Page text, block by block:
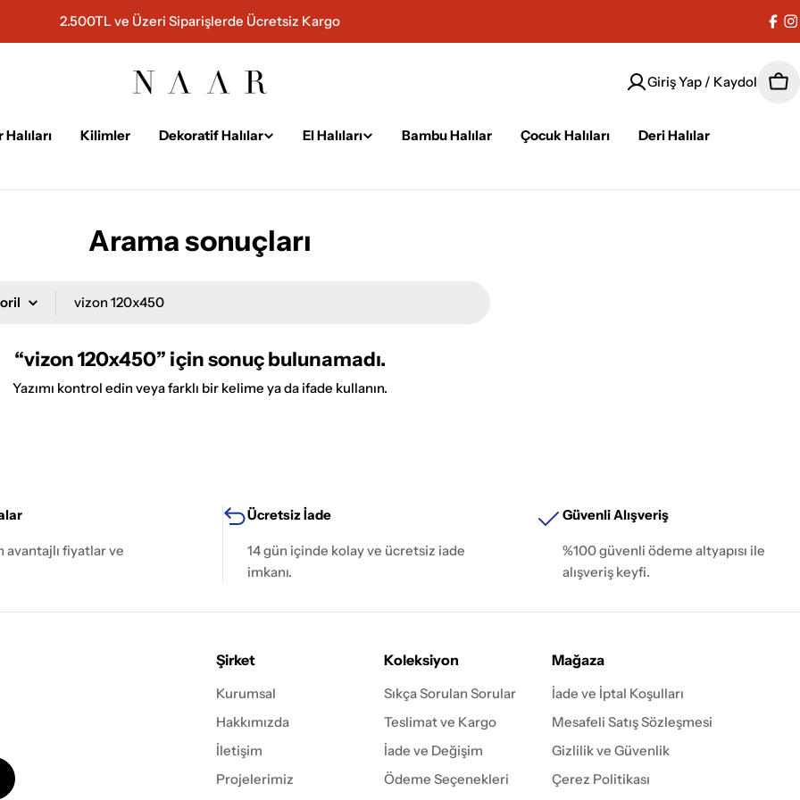
2.500TL ve Üzeri Siparişlerde Ücretsiz Kargo
Giriş Yap / Kaydol
Kilimler Dekoratif Halılar El Halıları Bambu Halılar Çocuk Halıları
Deri Halılar
Arama sonuçları
“vizon 120x450” için sonuç bulunamadı.
Yazımı kontrol edin veya farklı bir kelime ya da ifade kullanın.
avantajlı fiyatlar ve
Ücretsiz İade
14 gün içinde kolay ve ücretsiz iade
imkanı.
Güvenli Alışveriş
%100 güvenli ödeme altyapısı ile
alışveriş keyfi.
Şirket
Kurumsal
Hakkımızda
İletişim
Projelerimiz
Koleksiyon
Sıkça Sorulan Sorular
Teslimat ve Kargo
İade ve Değişim
Ödeme Seçenekleri
Mağaza
İade ve İptal Koşulları
Mesafeli Satış Sözleşmesi
Gizlilik ve Güvenlik
Çerez Politikası